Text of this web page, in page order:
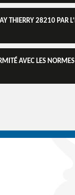
THIERRY 28210 PAR
AVEC LES